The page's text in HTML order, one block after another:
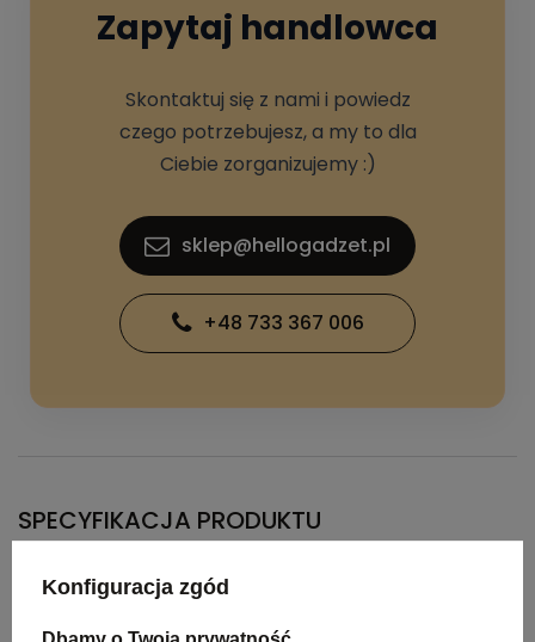
Zapytaj handlowca
Skontaktuj się z nami i powiedz
czego potrzebujesz, a my to dla
Ciebie zorganizujemy :)
sklep@hellogadzet.pl
+48 733 367 006
SPECYFIKACJA PRODUKTU
Wymiary
produktu
Konfiguracja zgód